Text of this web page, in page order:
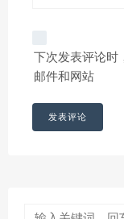
下次发表评论
邮件和网站